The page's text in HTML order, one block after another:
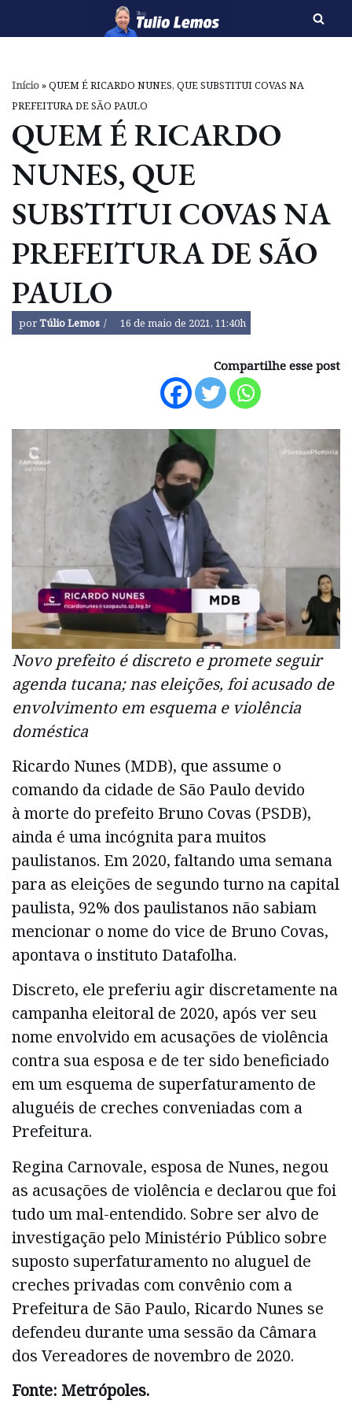
o
conteúdo
Início»QUEM É RICARDO NUNES, QUE SUBSTITUI COVAS NA
PREFEITURA DE SÃO PAULO
QUEM É RICARDO
NUNES, QUE
SUBSTITUI COVAS NA
PREFEITURA DE SÃO
PAULO
porTúlio Lemos 16 de maio de 2021, 11:40h
Compartilhe esse post
Novo prefeito é discreto e promete seguir
agenda tucana; nas eleições, foi acusado de
envolvimento em esquema e violência
doméstica
Ricardo Nunes (MDB), que assume o
comando da cidade de São Paulo devido
à morte do prefeito Bruno Covas (PSDB),
ainda é uma incógnita para muitos
paulistanos. Em 2020, faltando uma semana
para as eleições de segundo turno na capital
paulista, 92% dos paulistanos não sabiam
mencionar o nome do vice de Bruno Covas,
apontava o instituto Datafolha.
Discreto, ele preferiu agir discretamente na
campanha eleitoral de 2020, após ver seu
nome envolvido em acusações de violência
contra sua esposa e de ter sido beneficiado
em um esquema de superfaturamento de
aluguéis de creches conveniadas com a
Prefeitura.
Regina Carnovale, esposa de Nunes, negou
as acusações de violência e declarou que foi
tudo um mal-entendido. Sobre ser alvo de
investigação pelo Ministério Público sobre
suposto superfaturamento no aluguel de
creches privadas com convênio com a
Prefeitura de São Paulo, Ricardo Nunes se
defendeu durante uma sessão da Câmara
dos Vereadores de novembro de 2020.
Fonte: Metrópoles.